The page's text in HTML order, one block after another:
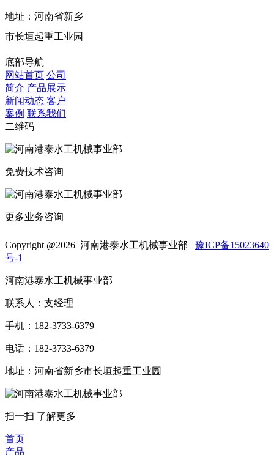
地址：河南省新乡
市长垣起重工业园
底部导航
网站首页 公司
简介 产品展示
新闻动态 客户
案例 联系我们
二维码
免费技术咨询
更多业务咨询
Copyright @2026 河南港泰水工机械事业部 豫ICP备15023640
号-1
河南港泰水工机械事业部
联系人：支经理
手机：182-3733-6379
电话：182-3733-6379
地址：河南省新乡市长垣起重工业园
扫一扫 了解更多
首页
产品